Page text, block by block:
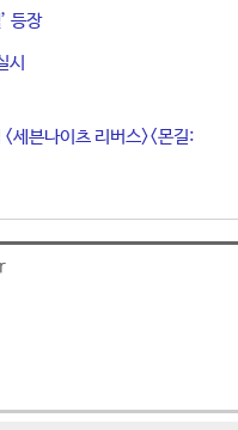
등장
시
세븐나이츠 리버스><몬길: